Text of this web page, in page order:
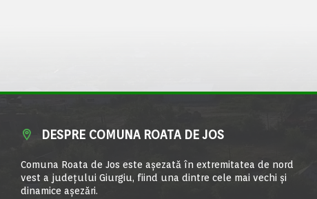
DESPRE COMUNA ROATA DE JOS
Comuna Roata de Jos este aşezată în extremitatea de nord
vest a judeţului Giurgiu, fiind una dintre cele mai vechi şi
dinamice aşezări.